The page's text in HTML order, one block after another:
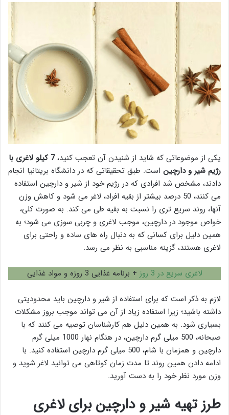
یکی از موضوعاتی که شاید از شنیدن آن تعجب کنید، 7 کیلو لاغری با
رژیم شیر و دارچین است. طبق تحقیقاتی که در دانشگاه بریتانیا انجام
دادند، مشخص شد افرادی که در رژیم خود از شیر و دارچین استفاده
می کنند، 50 درصد بیشتر از بقیه افراد، لاغر می شود و کاهش وزن
آنها، روند سریع تری را نسبت به بقیه طی می کند. به صورت کلی،
خواص موجود در دارچین، موجب لاغری و چربی سوزی می شود؛ به
همین دلیل برای کسانی که به دنبال راه های ساده و راحتی برای
لاغری هستند، گزینه مناسبی به نظر می رسد.
لاغری سریع در 3 روز + برنامه غذایی 3 روزه و مواد غذایی
لازم به ذکر است که برای استفاده از شیر و دارچین باید محدودیتی
داشته باشید؛ زیرا استفاده زیاد از آن می تواند موجب بروز مشکلات
بسیاری شود. به همین دلیل هم کارشناسان توصیه می کنند که با
صبحانه، 500 میلی گرم دارچین، در هنگام نهار 1000 میلی گرم
دارچین و همزمان با شام، 500 میلی گرم دارچین استفاده کنید. با
ادامه دادن همین روند تا مدت زمان کوتاهی می توانید لاغر شوید و
وزن مورد نظر خود را به دست آورید.
طرز تهیه شیر و دارچین برای لاغری